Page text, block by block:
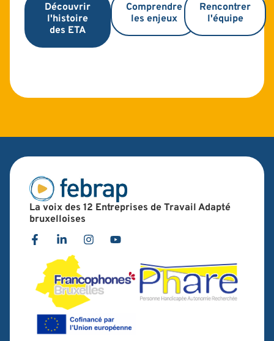
Découvrir
l'histoire
des ETA
Comprendre
les enjeux
Rencontrer
l'équipe
La voix des 12 Entreprises de Travail Adapté
bruxelloises